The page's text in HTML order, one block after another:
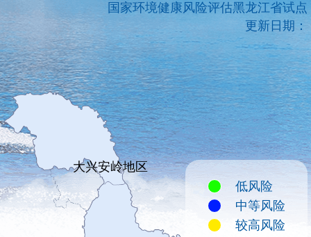
国家环境健康风险评估黑龙江省试点
更新日期：
大兴安岭地区
低风险
中等风险
较高风险